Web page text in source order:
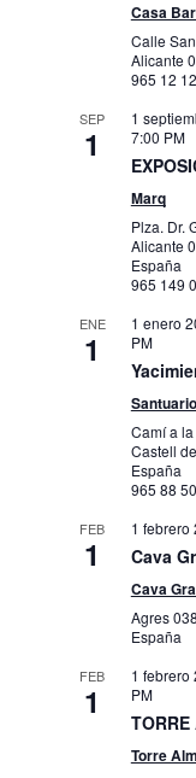
Casa
Calle
Alicante
965 12
SEP
1
1
7:00 PM
Marq
Plza. Dr.
Alicante
España
965 149
ENE
1
1 enero
PM
Camí a la
Castell
España
965 88
FEB
1
1 febrero
Cava
Cava
Agres
España
FEB
1
1 febrero
PM
Torre